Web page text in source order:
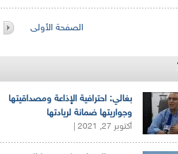
الصفحة الأولى
بغالي: احترافية الإذاعة ومصداقيتها
وجواريتها ضمانة لريادتها
أكتوبر 27, 2021 |